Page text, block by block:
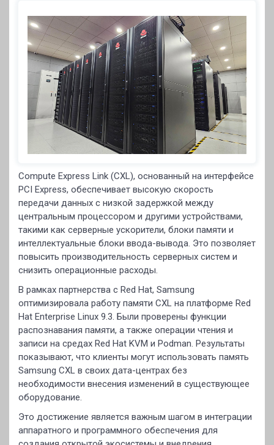
Compute Express Link (CXL), основанный на интерфейсе
PCI Express, обеспечивает высокую скорость
передачи данных с низкой задержкой между
центральным процессором и другими устройствами,
такими как серверные ускорители, блоки памяти и
интеллектуальные блоки ввода-вывода. Это позволяет
повысить производительность серверных систем и
снизить операционные расходы.
В рамках партнерства с Red Hat, Samsung
оптимизировала работу памяти CXL на платформе Red
Hat Enterprise Linux 9.3. Были проверены функции
распознавания памяти, а также операции чтения и
записи на средах Red Hat KVM и Podman. Результаты
показывают, что клиенты могут использовать память
Samsung CXL в своих дата-центрах без
необходимости внесения изменений в существующее
оборудование.
Это достижение является важным шагом в интеграции
аппаратного и программного обеспечения для